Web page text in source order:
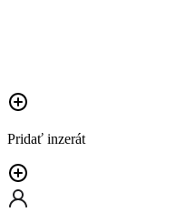
Pridať inzerát